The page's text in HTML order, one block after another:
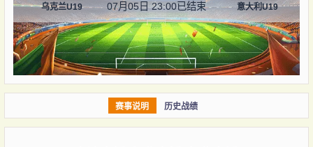
乌克兰U19 07月05日 23:00已结束 意大利U19
赛事说明 历史战绩